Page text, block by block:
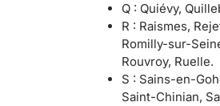
Q : Quiévy,
R : Raismes,
Romilly-sur-
Rouvroy, Ruelle.
S : Sains-en-
Saint-Chinian,